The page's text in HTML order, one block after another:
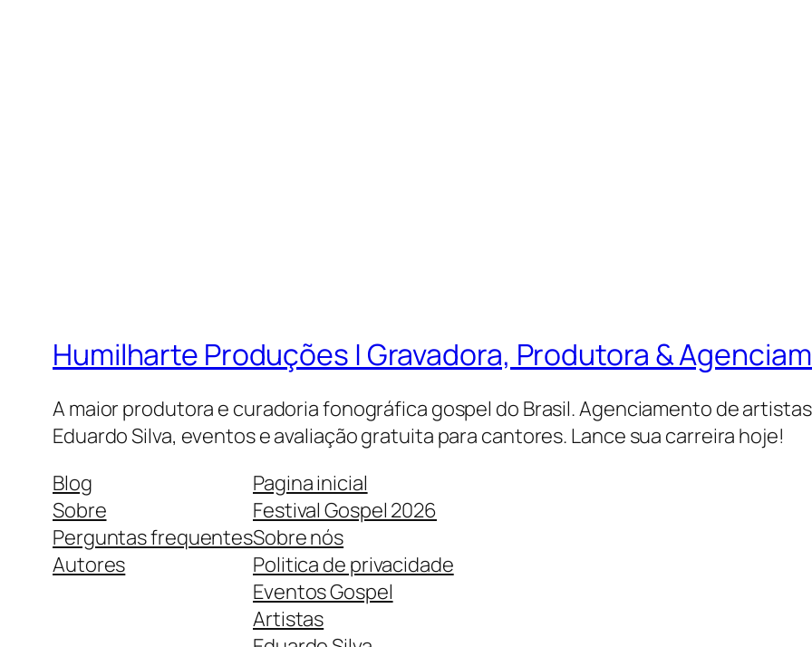
Humilharte Produções | Gravadora, Produtora &
A maior produtora e curadoria fonográfica gospel do Brasil. Agenciamento de
Eduardo Silva, eventos e avaliação gratuita para cantores. Lance sua carreira hoje!
Blog
Sobre
Perguntas frequentes
Autores
Pagina inicial
Festival Gospel 2026
Sobre nós
Politica de privacidade
Eventos Gospel
Artistas